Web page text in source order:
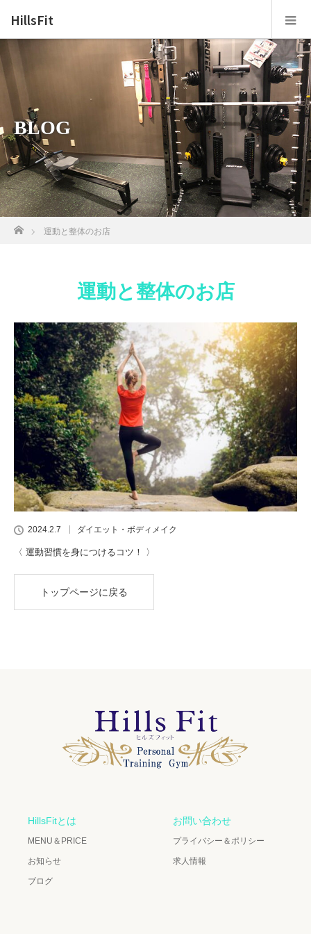
HillsFit
BLOG
ホーム
運動と整体のお店
運動と整体のお店
2024.2.7 ダイエット・ボディメイク
〈 運動習慣を身につけるコツ！ 〉
トップページに戻る
HillsFitとは
MENU＆PRICE
お知らせ
ブログ
お問い合わせ
プライバシー＆ポリシー
求人情報